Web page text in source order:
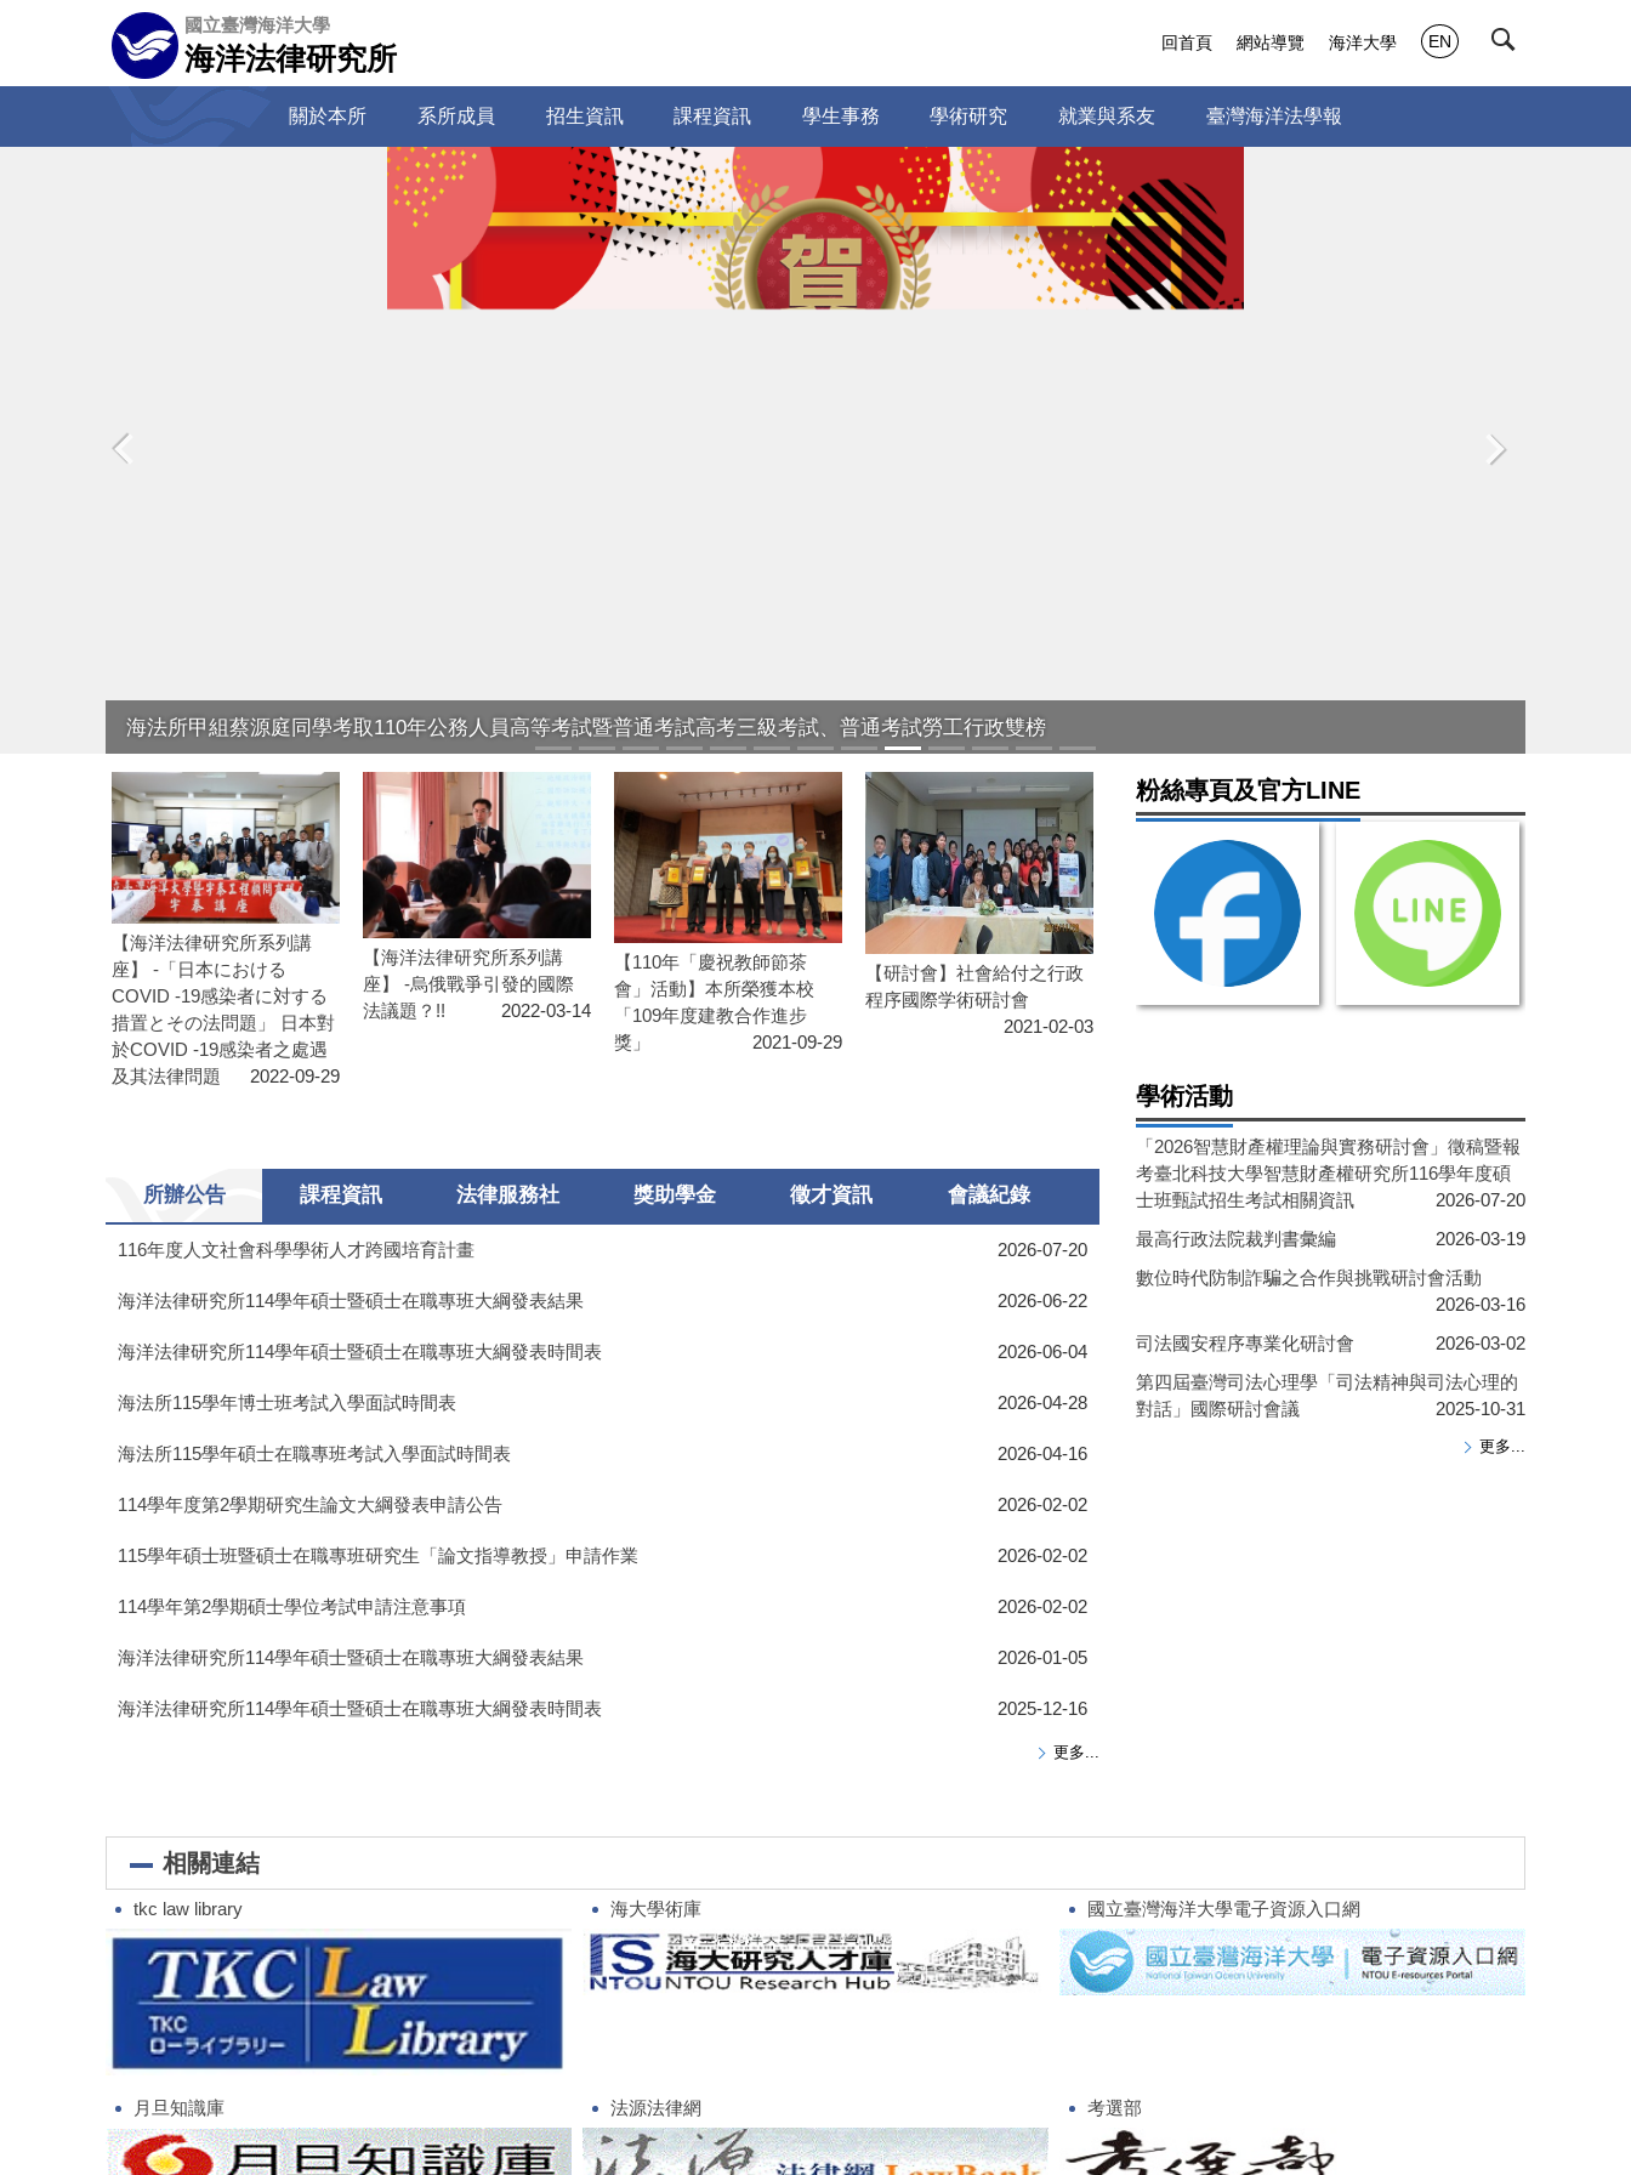
容
國立臺灣海洋大學
海洋法律研究所
關於本所 系所成員 招生資訊 課程資訊 學生事務 學術研究 就業與系友 臺灣海洋法學報
回首頁 網站導覽 海洋大學 EN
海法所甲組蔡源庭同學考取110年公務人員高等考試暨普通考試高考三級考試、普通考試勞工行政雙榜
【海洋法律研究所系列講
座】 -「日本における
COVID -19感染者に対する
措置とその法問題」 日本對
於COVID -19感染者之處遇
及其法律問題
2022-09-29
【海洋法律研究所系列講
座】 -烏俄戰爭引發的國際
法議題？!!
2022-03-14
【110年「慶祝教師節茶
會」活動】本所榮獲本校
「109年度建教合作進步
獎」
2021-09-29
【研討會】社會給付之行政
程序國際学術研討會
2021-02-03
所辦公告 課程資訊 法律服務社 獎助學金 徵才資訊 會議紀錄
116年度人文社會科學學術人才跨國培育計畫 2026-07-20
海洋法律研究所114學年碩士暨碩士在職專班大綱發表結果 2026-06-22
海洋法律研究所114學年碩士暨碩士在職專班大綱發表時間表 2026-06-04
海法所115學年博士班考試入學面試時間表 2026-04-28
海法所115學年碩士在職專班考試入學面試時間表 2026-04-16
114學年度第2學期研究生論文大綱發表申請公告 2026-02-02
115學年碩士班暨碩士在職專班研究生「論文指導教授」申請作業 2026-02-02
114學年第2學期碩士學位考試申請注意事項 2026-02-02
海洋法律研究所114學年碩士暨碩士在職專班大綱發表結果 2026-01-05
海洋法律研究所114學年碩士暨碩士在職專班大綱發表時間表 2025-12-16
更多...
粉絲專頁及官方LINE
學術活動
「2026智慧財產權理論與實務研討會」徵稿暨報
考臺北科技大學智慧財產權研究所116學年度碩
士班甄試招生考試相關資訊
2026-07-20
最高行政法院裁判書彙編
2026-03-19
數位時代防制詐騙之合作與挑戰研討會活動
2026-03-16
司法國安程序專業化研討會
2026-03-02
第四屆臺灣司法心理學「司法精神與司法心理的
對話」國際研討會議
2025-10-31
更多...
相關連結
tkc law library 海大學術庫 國立臺灣海洋大學電子資源入口網
月旦知識庫 法源法律網 考選部